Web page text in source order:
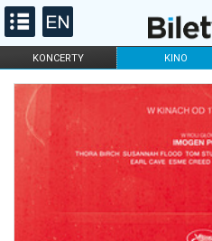
KONCERTY KINO
FILHARMONIA OPERA I BALET
ONLINE